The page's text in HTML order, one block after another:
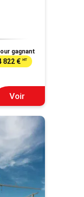
gagnant
822 € HT
Voir